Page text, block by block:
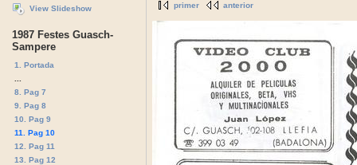
View Slideshow
1987 Festes Guasch-
Sampere
1. Portada
8. Pag 7
9. Pag 8
10. Pag 9
11. Pag 10
12. Pag 11
13. Pag 12
primer anterior